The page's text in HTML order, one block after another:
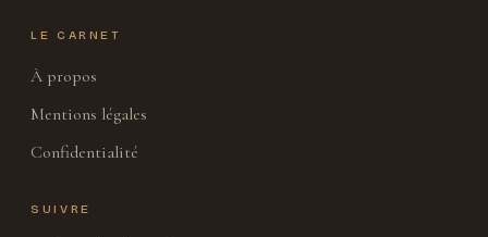
LE CARNET
À propos
Mentions légales
Confidentialité
SUIVRE